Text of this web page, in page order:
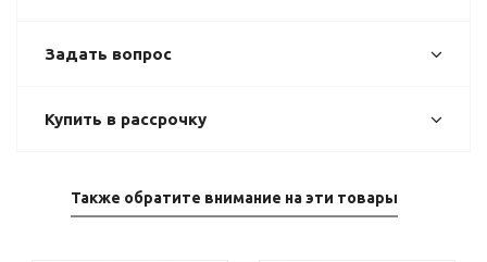
Задать вопрос
Купить в рассрочку
Также обратите внимание на эти товары